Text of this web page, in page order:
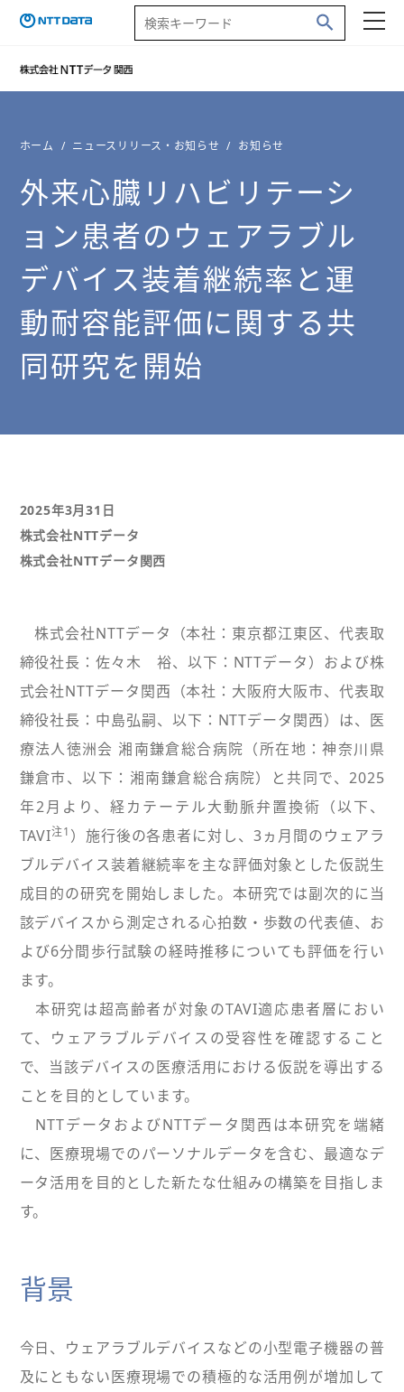
ホーム ニュースリリース・お知らせ お知らせ
外来心臓リハビリテーシ
ョン患者のウェアラブル
デバイス装着継続率と運
動耐容能評価に関する共
同研究を開始
2025年3月31日
株式会社NTTデータ
株式会社NTTデータ関西
株式会社NTTデータ（本社：東京都江東区、代表取
締役社長：佐々木 裕、以下：NTTデータ）および株
式会社NTTデータ関西（本社：大阪府大阪市、代表取
締役社長：中島弘嗣、以下：NTTデータ関西）は、医
療法人徳洲会 湘南鎌倉総合病院（所在地：神奈川県
鎌倉市、以下：湘南鎌倉総合病院）と共同で、2025
年2月より、経カテーテル大動脈弁置換術（以下、
TAVI注1 ）施行後の各患者に対し、3ヵ月間のウェアラ
ブルデバイス装着継続率を主な評価対象とした仮説生
成目的の研究を開始しました。本研究では副次的に当
該デバイスから測定される心拍数・歩数の代表値、お
よび6分間歩行試験の経時推移についても評価を行い
ます。
本研究は超高齢者が対象のTAVI適応患者層におい
て、ウェアラブルデバイスの受容性を確認すること
で、当該デバイスの医療活用における仮説を導出する
ことを目的としています。
NTTデータおよびNTTデータ関西は本研究を端緒
に、医療現場でのパーソナルデータを含む、最適なデ
ータ活用を目的とした新たな仕組みの構築を目指しま
す。
背景
今日、ウェアラブルデバイスなどの小型電子機器の普
及にともない医療現場での積極的な活用例が増加して